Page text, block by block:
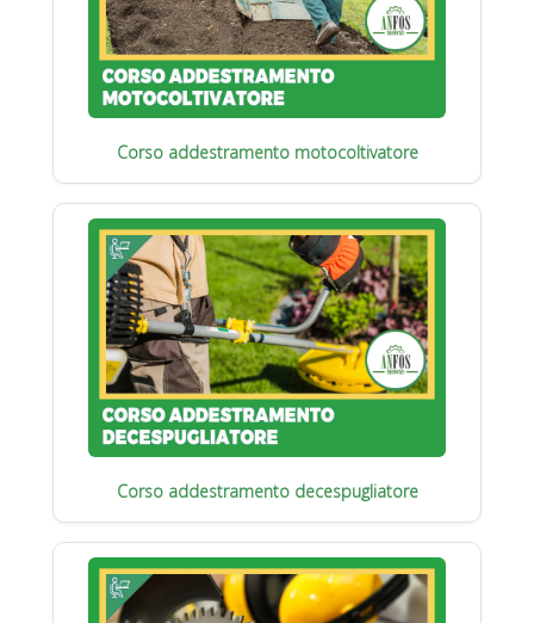
Corso addestramento motocoltivatore
Corso addestramento decespugliatore